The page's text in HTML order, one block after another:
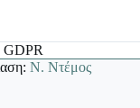
GDPR
Ν. Ντέμος